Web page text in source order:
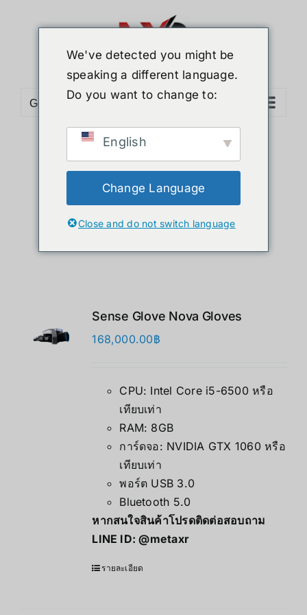
Go to...
Sort byDate
Show12 Products
Sense Glove Nova Gloves
168,000.00฿
CPU: Intel Core i5-6500 หรือ
เทียบเท่า
RAM: 8GB
การ์ดจอ: NVIDIA GTX 1060 หรือ
เทียบเท่า
พอร์ต USB 3.0
Bluetooth 5.0
หากสนใจสินค้าโปรดติดต่อสอบถาม
LINE ID:@metaxr
รายละเอียด
We've detected you might be
speaking a different language.
Do you want to change to:
English
Change Language
Close and do not switch language